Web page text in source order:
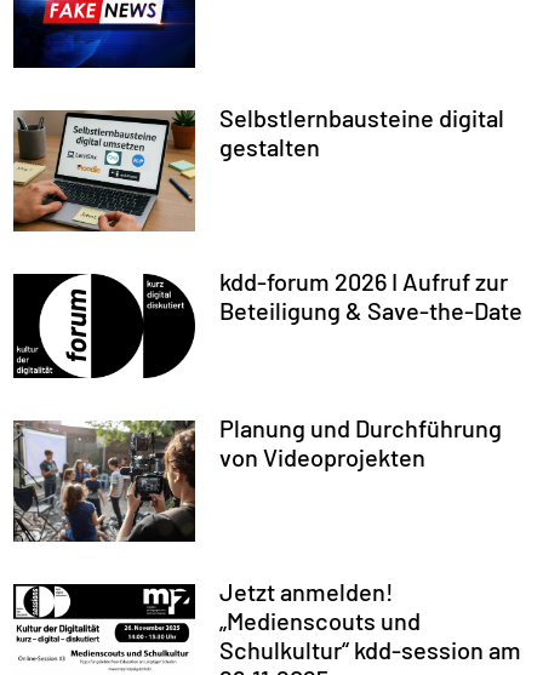
Selbstlernbausteine digital
gestalten
kdd-forum 2026 I Aufruf zur
Beteiligung & Save-the-Date
Planung und Durchführung
von Videoprojekten
Jetzt anmelden!
„Medienscouts und
Schulkultur“ kdd-session am